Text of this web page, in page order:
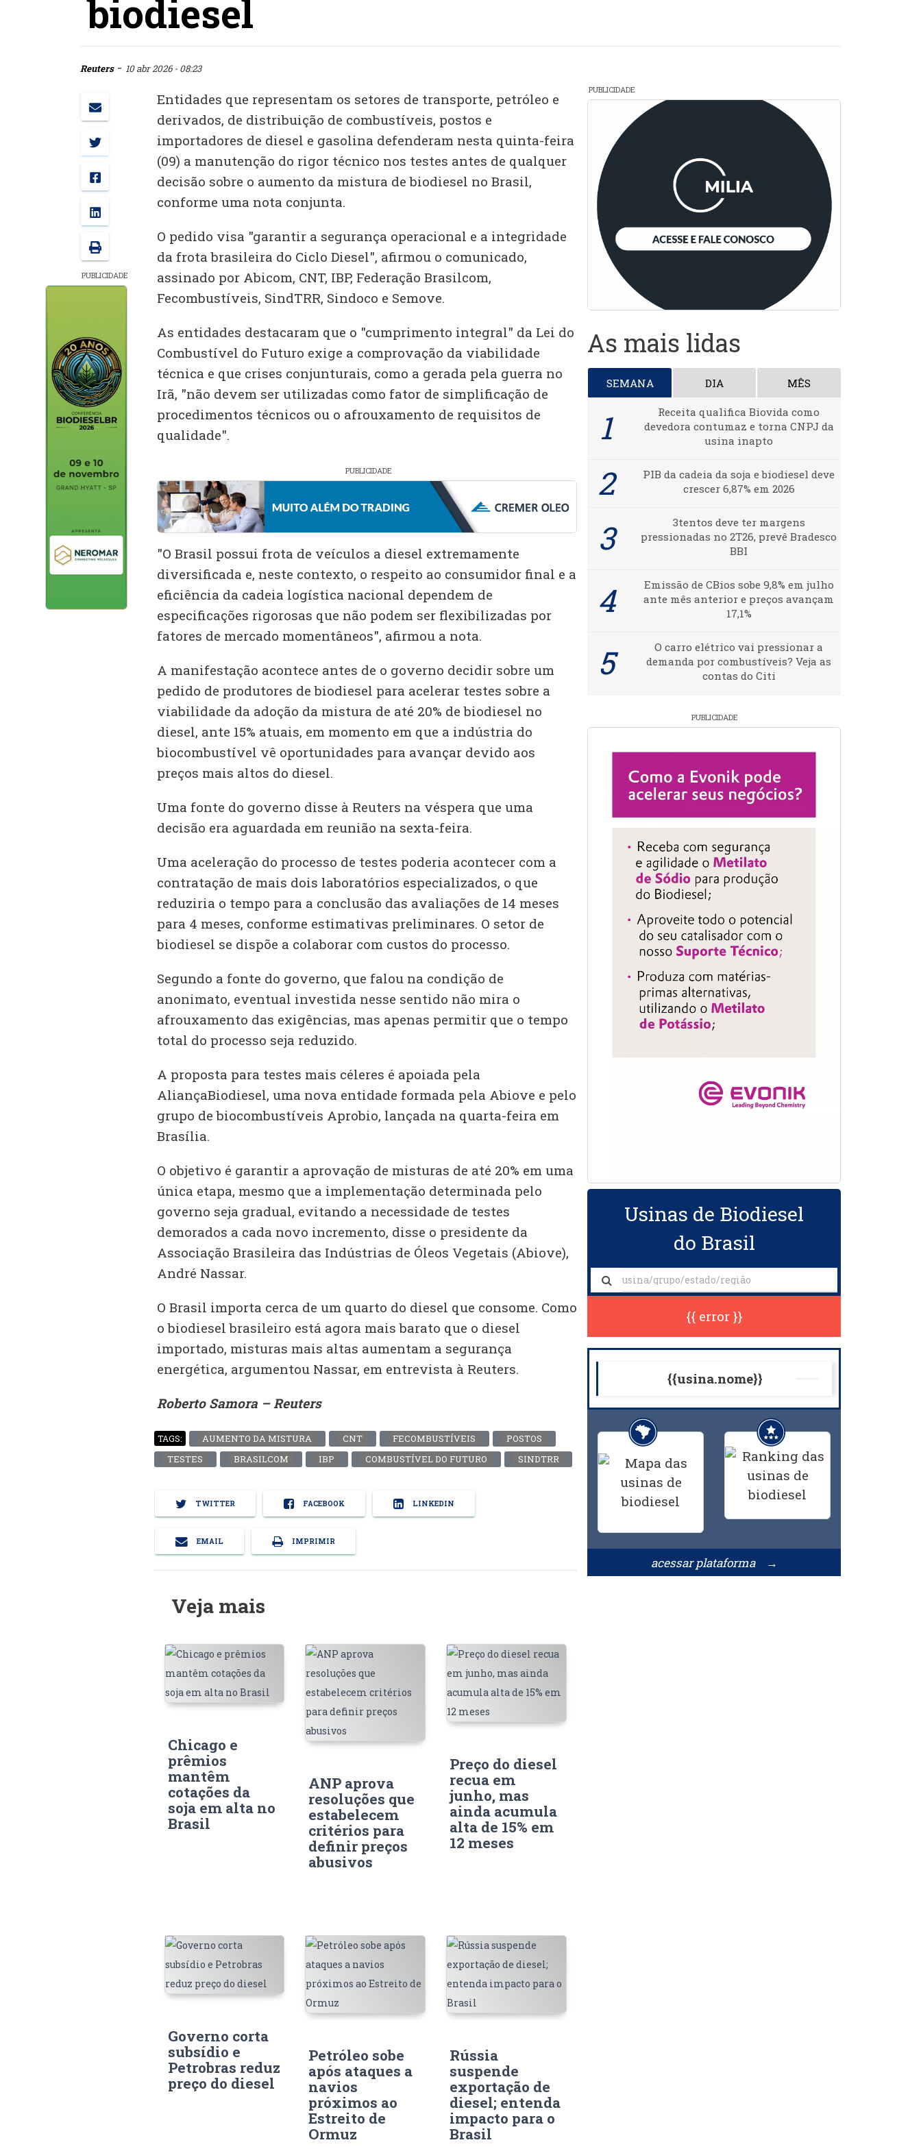
biodiesel
Reuters- 10 abr 2026 - 08:23
PUBLICIDADE
Entidades que representam os setores de transporte, petróleo e
derivados, de distribuição de combustíveis, postos e
importadores de diesel e gasolina defenderam nesta quinta-feira
(09) a manutenção do rigor técnico nos testes antes de qualquer
decisão sobre o aumento da mistura de biodiesel no Brasil,
conforme uma nota conjunta.
O pedido visa "garantir a segurança operacional e a integridade
da frota brasileira do Ciclo Diesel", afirmou o comunicado,
assinado por Abicom, CNT, IBP, Federação Brasilcom,
Fecombustíveis, SindTRR, Sindoco e Semove.
As entidades destacaram que o "cumprimento integral" da Lei do
Combustível do Futuro exige a comprovação da viabilidade
técnica e que crises conjunturais, como a gerada pela guerra no
Irã, "não devem ser utilizadas como fator de simplificação de
procedimentos técnicos ou o afrouxamento de requisitos de
qualidade".
PUBLICIDADE
"O Brasil possui frota de veículos a diesel extremamente
diversificada e, neste contexto, o respeito ao consumidor final e a
eficiência da cadeia logística nacional dependem de
especificações rigorosas que não podem ser flexibilizadas por
fatores de mercado momentâneos", afirmou a nota.
A manifestação acontece antes de o governo decidir sobre um
pedido de produtores de biodiesel para acelerar testes sobre a
viabilidade da adoção da mistura de até 20% de biodiesel no
diesel, ante 15% atuais, em momento em que a indústria do
biocombustível vê oportunidades para avançar devido aos
preços mais altos do diesel.
Uma fonte do governo disse à Reuters na véspera que uma
decisão era aguardada em reunião na sexta-feira.
Uma aceleração do processo de testes poderia acontecer com a
contratação de mais dois laboratórios especializados, o que
reduziria o tempo para a conclusão das avaliações de 14 meses
para 4 meses, conforme estimativas preliminares. O setor de
biodiesel se dispõe a colaborar com custos do processo.
Segundo a fonte do governo, que falou na condição de
anonimato, eventual investida nesse sentido não mira o
afrouxamento das exigências, mas apenas permitir que o tempo
total do processo seja reduzido.
A proposta para testes mais céleres é apoiada pela
AliançaBiodiesel, uma nova entidade formada pela Abiove e pelo
grupo de biocombustíveis Aprobio, lançada na quarta-feira em
Brasília.
O objetivo é garantir a aprovação de misturas de até 20% em uma
única etapa, mesmo que a implementação determinada pelo
governo seja gradual, evitando a necessidade de testes
demorados a cada novo incremento, disse o presidente da
Associação Brasileira das Indústrias de Óleos Vegetais (Abiove),
André Nassar.
O Brasil importa cerca de um quarto do diesel que consome. Como
o biodiesel brasileiro está agora mais barato que o diesel
importado, misturas mais altas aumentam a segurança
energética, argumentou Nassar, em entrevista à Reuters.
Roberto Samora – Reuters
TAGS: AUMENTO DA MISTURA CNT FECOMBUSTÍVEIS
POSTOS
TESTES
BRASILCOM IBP COMBUSTÍVEL DO FUTURO SINDTRR
TWITTER FACEBOOK LINKEDIN
EMAIL IMPRIMIR
Veja mais
Chicago e
prêmios
mantêm
cotações da
soja em alta no
Brasil
ANP aprova
resoluções que
estabelecem
critérios para
definir preços
abusivos
Preço do diesel
recua em
junho, mas
ainda acumula
alta de 15% em
12 meses
Governo corta
subsídio e
Petrobras reduz
preço do diesel
Petróleo sobe
após ataques a
navios
próximos ao
Estreito de
Ormuz
Rússia
suspende
exportação de
diesel; entenda
impacto para o
Brasil
PUBLICIDADE
As mais lidas
SEMANA DIA MÊS
Receita qualifica Biovida como
devedora contumaz e torna CNPJ da
usina inapto
PIB da cadeia da soja e biodiesel deve
crescer 6,87% em 2026
3tentos deve ter margens
pressionadas no 2T26, prevê Bradesco
BBI
Emissão de CBios sobe 9,8% em julho
ante mês anterior e preços avançam
17,1%
O carro elétrico vai pressionar a
demanda por combustíveis? Veja as
contas do Citi
PUBLICIDADE
Usinas de Biodiesel
do Brasil
{{ error }}
{{usina.nome}}
acessar plataforma →